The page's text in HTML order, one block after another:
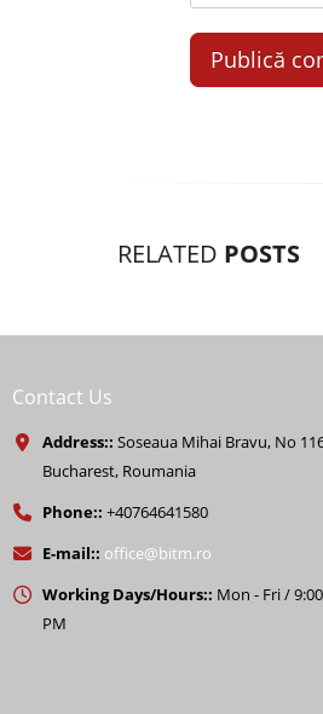
RELATED POSTS
Contact Us
Address:: Soseaua Mihai Bravu, No
Bucharest, Roumania
Phone:: +40764641580
E-mail:: office@bitm.ro
Working Days/Hours:: Mon - Fri /
PM